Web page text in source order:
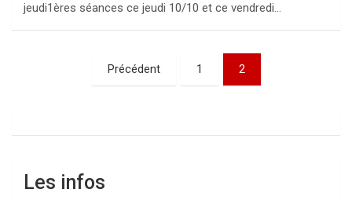
jeudi1ères séances ce jeudi 10/10 et ce vendredi…
Précédent 1 2
Les infos